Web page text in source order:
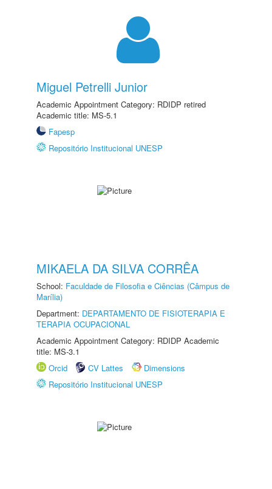
Miguel Petrelli Junior
Academic Appointment Category: RDIDP retired
Academic title: MS-5.1
Fapesp
Repositório Institucional UNESP
MIKAELA DA SILVA CORRÊA
School: Faculdade de Filosofia e Ciências (Câmpus de
Marília)
Department: DEPARTAMENTO DE FISIOTERAPIA E
TERAPIA OCUPACIONAL
Academic Appointment Category: RDIDP Academic
title: MS-3.1
Orcid
CV Lattes
Dimensions
Repositório Institucional UNESP